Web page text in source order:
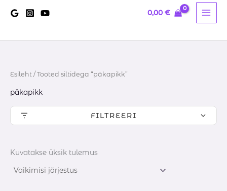
0,00€
Esileht / Tooted siltidega “päkapikk”
päkapikk
FILTREERI
Kuvatakse üksik tulemus